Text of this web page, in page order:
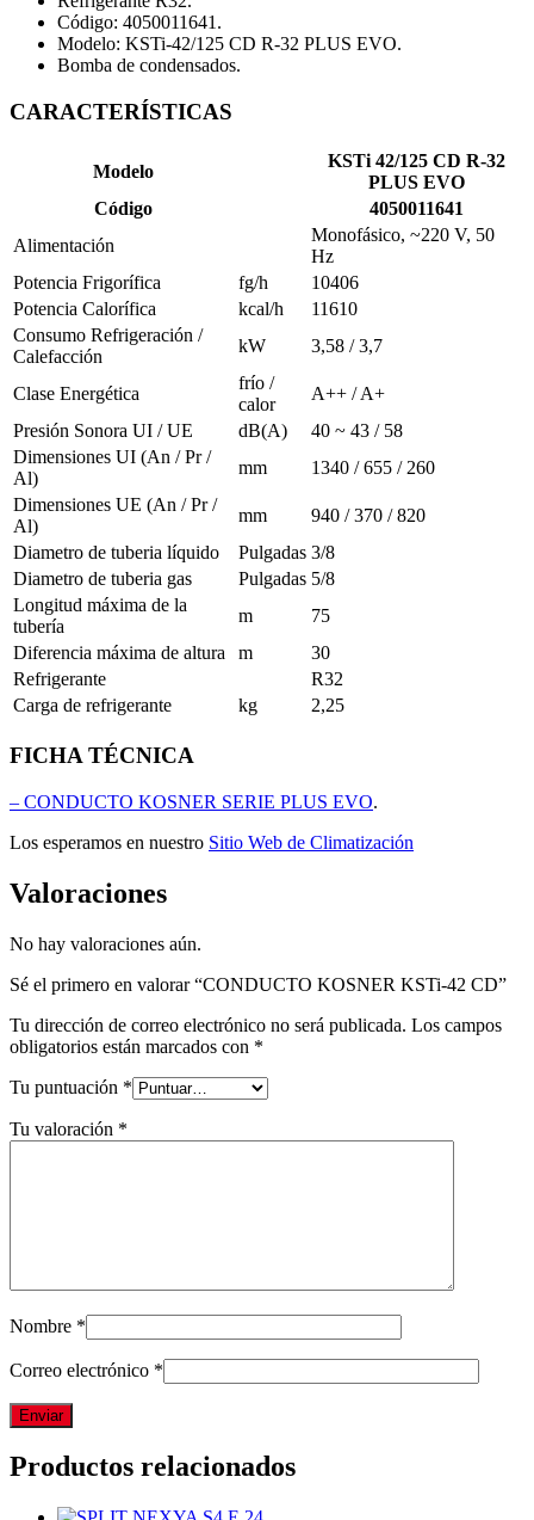
Código: 4050011641.
Modelo: KSTi-42/125 CD R-32 PLUS EVO.
Bomba de condensados.
CARACTERÍSTICAS
Modelo
KSTi 42/125 CD R-32
PLUS EVO
Código
4050011641
Alimentación
Monofásico, ~220 V, 50
Hz
Potencia Frigorífica
fg/h
10406
Potencia Calorífica
kcal/h
11610
Consumo Refrigeración /
Calefacción
kW 3,58 / 3,7
Clase Energética
frío /
calor
A++ / A+
Presión Sonora UI / UE
dB(A)
40 ~ 43 / 58
Dimensiones UI (An / Pr /
Al)
mm
1340 / 655 / 260
Dimensiones UE (An / Pr /
Al)
mm
940 / 370 / 820
Diametro de tuberia líquido
Pulgadas 3/8
Diametro de tuberia gas
Pulgadas 5/8
Longitud máxima de la
tubería
m
75
Diferencia máxima de altura
m
30
Refrigerante
R32
Carga de refrigerante
kg 2,25
FICHA TÉCNICA
– CONDUCTO KOSNER SERIE PLUS EVO.
Los esperamos en nuestro Sitio Web de Climatización
Valoraciones
No hay valoraciones aún.
Sé el primero en valorar “CONDUCTO KOSNER KSTi-42 CD”
Tu dirección de correo electrónico no será publicada. Los campos
obligatorios están marcados con *
Tu puntuación *
Tu valoración *
Nombre *
Correo electrónico *
Productos relacionados